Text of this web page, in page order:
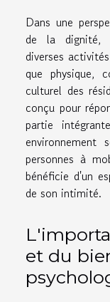
Dans une
de la dignité,
diverses
que physique,
culturel des
conçu pour
partie
environnement
personnes à
bénéficie d'un
de son intimité.
et du